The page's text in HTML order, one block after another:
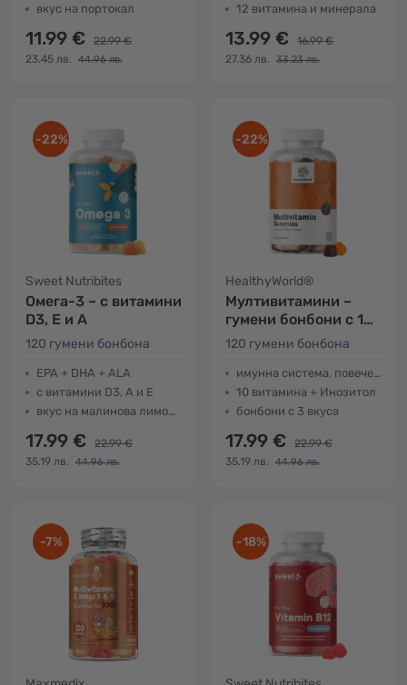
вкус на портокал
11.99 €
22.99 €
23.45 лв.
44.96 лв.
12 витамина и минерала
13.99 €
16.99 €
27.36 лв.
33.23 лв.
-22%
Sweet Nutribites
Омега-3 – с витамини
D3, E и A
120 гумени бонбона
EPA + DHA + ALA
с витамини D3, A и E
вкус на малинова лимонада
17.99 €
22.99 €
35.19 лв.
44.96 лв.
-22%
HealthyWorld®
Мултивитамини –
гумени бонбони с 10
витамина
120 гумени бонбона
имунна система, повече енергия
10 витамина + Инозитол
бонбони с 3 вкуса
17.99 €
22.99 €
35.19 лв.
44.96 лв.
-7% -18%